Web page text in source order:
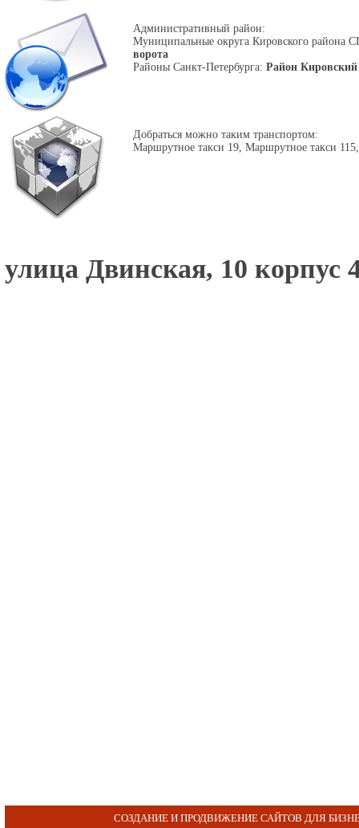
Административный район:
Муниципальные округа Кировского района
ворота
Районы Санкт-Петербурга: Район Кировский
Добраться можно таким транспортом:
Маршрутное такси 19, Маршрутное такси
улица Двинская, 10 корпус
СОЗДАНИЕ И ПРОДВИЖЕНИЕ САЙТОВ ДЛЯ